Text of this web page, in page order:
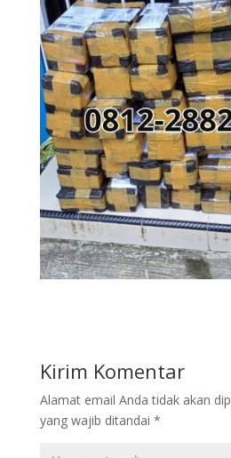
Kirim Komentar
Alamat email Anda tidak akan
yang wajib ditandai *